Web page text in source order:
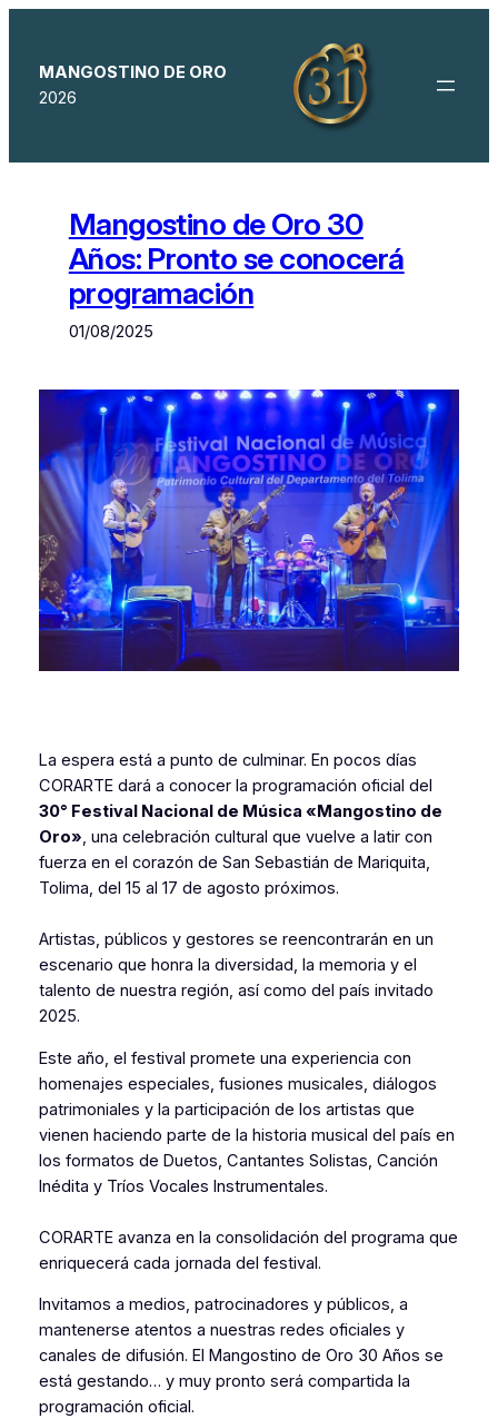
contenido
MANGOSTINO DE ORO
2026
Mangostino de Oro 30
Años: Pronto se conocerá
programación
01/08/2025
La espera está a punto de culminar. En pocos días
CORARTE dará a conocer la programación oficial del
30° Festival Nacional de Música «Mangostino de
Oro», una celebración cultural que vuelve a latir con
fuerza en el corazón de San Sebastián de Mariquita,
Tolima, del 15 al 17 de agosto próximos.
Artistas, públicos y gestores se reencontrarán en un
escenario que honra la diversidad, la memoria y el
talento de nuestra región, así como del país invitado
2025.
Este año, el festival promete una experiencia con
homenajes especiales, fusiones musicales, diálogos
patrimoniales y la participación de los artistas que
vienen haciendo parte de la historia musical del país en
los formatos de Duetos, Cantantes Solistas, Canción
Inédita y Tríos Vocales Instrumentales.
CORARTE avanza en la consolidación del programa que
enriquecerá cada jornada del festival.
Invitamos a medios, patrocinadores y públicos, a
mantenerse atentos a nuestras redes oficiales y
canales de difusión. El Mangostino de Oro 30 Años se
está gestando… y muy pronto será compartida la
programación oficial.